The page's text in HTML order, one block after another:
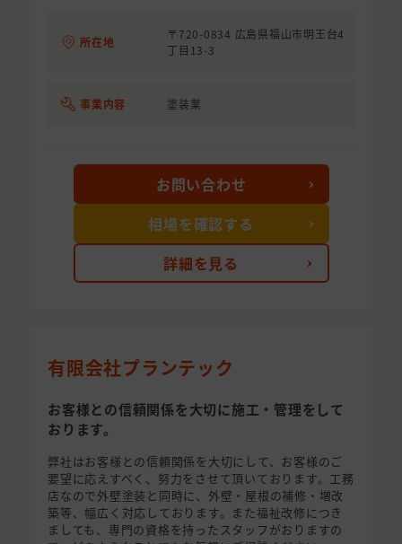
所在地
〒720-0834 広島県福山市明王台4
丁目13-3
事業内容 塗装業
詳細を見る
お問い合わせ
相場を確認する
有限会社プランテック
お客様との信頼関係を大切に施工・管理をして
おります。
弊社はお客様との信頼関係を大切にして、お客様のご
要望に応えすべく、努力をさせて頂いております。工務
店なので外壁塗装と同時に、外壁・屋根の補修・増改
築等、幅広く対応しております。また福祉改修につき
ましても、専門の資格を持ったスタッフがおりますの